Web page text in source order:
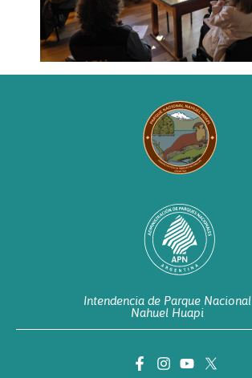
Intendencia de Parque Nacional
Nahuel Huapi